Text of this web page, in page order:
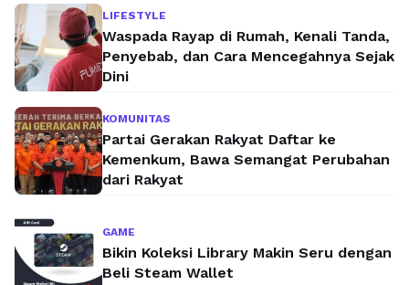
LIFESTYLE
Waspada Rayap di Rumah, Kenali Tanda,
Penyebab, dan Cara Mencegahnya Sejak
Dini
KOMUNITAS
Partai Gerakan Rakyat Daftar ke
Kemenkum, Bawa Semangat Perubahan
dari Rakyat
GAME
Bikin Koleksi Library Makin Seru dengan
Beli Steam Wallet